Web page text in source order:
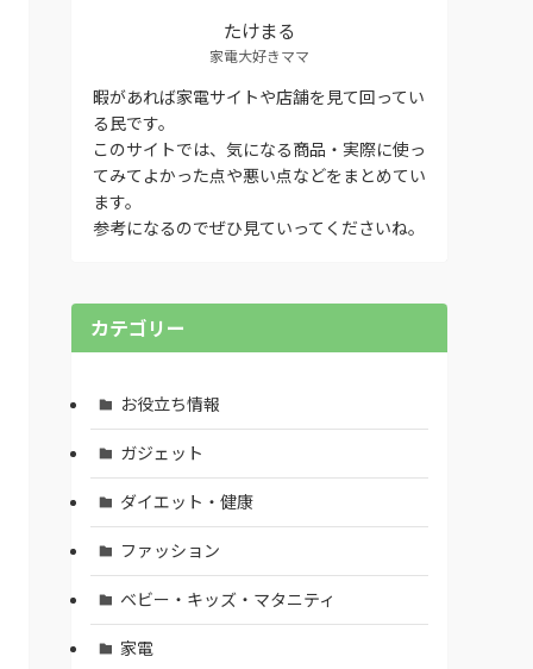
たけまる
家電大好きママ
暇があれば家電サイトや店舗を見て回ってい
る民です。
このサイトでは、気になる商品・実際に使っ
てみてよかった点や悪い点などをまとめてい
ます。
参考になるのでぜひ見ていってくださいね。
カテゴリー
お役立ち情報
ガジェット
ダイエット・健康
ファッション
ベビー・キッズ・マタニティ
家電